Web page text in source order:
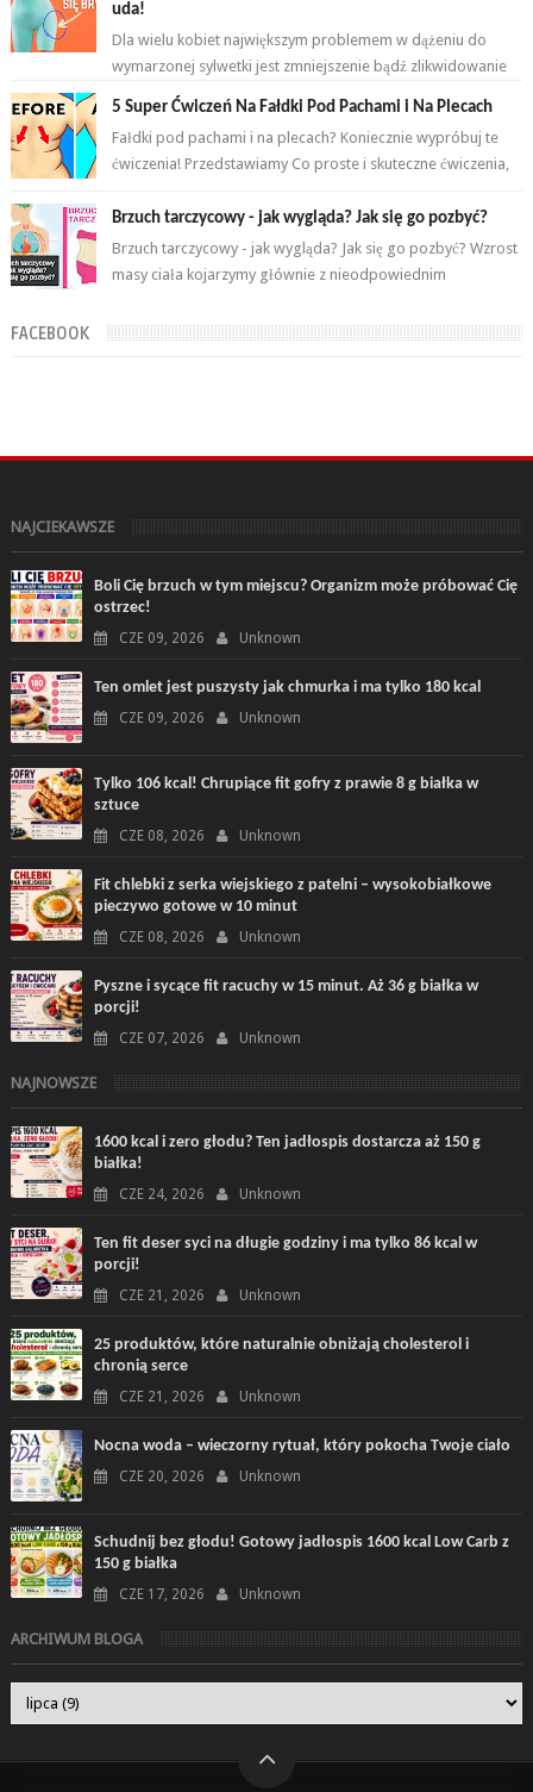
uda!
Dla wielu kobiet największym problemem w dążeniu do
wymarzonej sylwetki jest zmniejszenie bądź zlikwidowanie
tkanki tłuszczowej w okoli...
5 Super Ćwiczeń Na Fałdki Pod Pachami i Na Plecach
Fałdki pod pachami i na plecach? Koniecznie wypróbuj te
ćwiczenia! Przedstawiamy Co proste i skuteczne ćwiczenia,
Brzuch tarczycowy - jak wygląda? Jak się go pozbyć?
Brzuch tarczycowy - jak wygląda? Jak się go pozbyć? Wzrost
masy ciała kojarzymy głównie z nieodpowiednim
FACEBOOK
NAJCIEKAWSZE
Boli Cię brzuch w tym miejscu? Organizm może próbować Cię
ostrzec!
CZE 09, 2026 Unknown
Ten omlet jest puszysty jak chmurka i ma tylko 180 kcal
CZE 09, 2026 Unknown
Tylko 106 kcal! Chrupiące fit gofry z prawie 8 g białka w
sztuce
CZE 08, 2026 Unknown
Fit chlebki z serka wiejskiego z patelni – wysokobiałkowe
pieczywo gotowe w 10 minut
CZE 08, 2026 Unknown
Pyszne i sycące fit racuchy w 15 minut. Aż 36 g białka w
porcji!
CZE 07, 2026 Unknown
NAJNOWSZE
1600 kcal i zero głodu? Ten jadłospis dostarcza aż 150 g
białka!
CZE 24, 2026 Unknown
Ten fit deser syci na długie godziny i ma tylko 86 kcal w
porcji!
CZE 21, 2026 Unknown
25 produktów, które naturalnie obniżają cholesterol i
chronią serce
CZE 21, 2026 Unknown
Nocna woda – wieczorny rytuał, który pokocha Twoje ciało
CZE 20, 2026 Unknown
Schudnij bez głodu! Gotowy jadłospis 1600 kcal Low Carb z
150 g białka
CZE 17, 2026 Unknown
ARCHIWUM BLOGA